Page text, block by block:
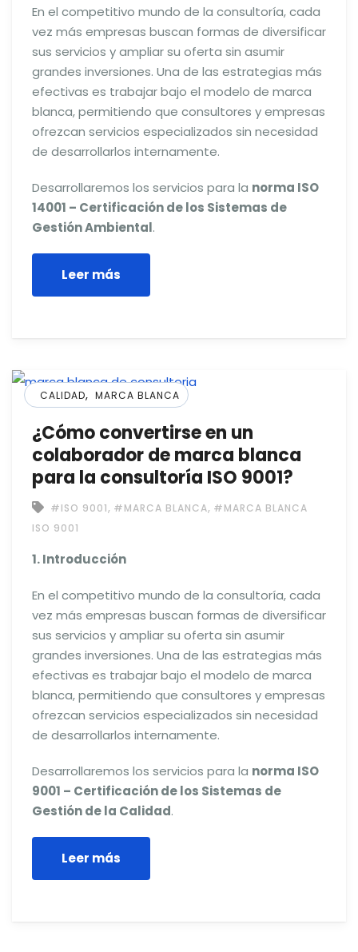
En el competitivo mundo de la consultoría, cada
vez más empresas buscan formas de diversificar
sus servicios y ampliar su oferta sin asumir
grandes inversiones. Una de las estrategias más
efectivas es trabajar bajo el modelo de marca
blanca, permitiendo que consultores y empresas
ofrezcan servicios especializados sin necesidad
de desarrollarlos internamente.
Desarrollaremos los servicios para la norma ISO
14001 – Certificación de los Sistemas de
Gestión Ambiental.
Leer más
CALIDAD, MARCA BLANCA
¿Cómo convertirse en un
colaborador de marca blanca
para la consultoría ISO 9001?
#ISO 9001, #MARCA BLANCA, #MARCA BLANCA
ISO 9001
1. Introducción
En el competitivo mundo de la consultoría, cada
vez más empresas buscan formas de diversificar
sus servicios y ampliar su oferta sin asumir
grandes inversiones. Una de las estrategias más
efectivas es trabajar bajo el modelo de marca
blanca, permitiendo que consultores y empresas
ofrezcan servicios especializados sin necesidad
de desarrollarlos internamente.
Desarrollaremos los servicios para la norma ISO
9001 – Certificación de los Sistemas de
Gestión de la Calidad.
Leer más